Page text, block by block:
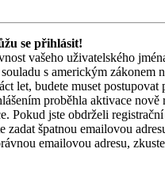
se přihlásit!
vašeho uživatelského
s americkým zákonem
let, budete muset
proběhla aktivace
Pokud jste obdrželi
zadat špatnou emailovou
emailovou adresu,